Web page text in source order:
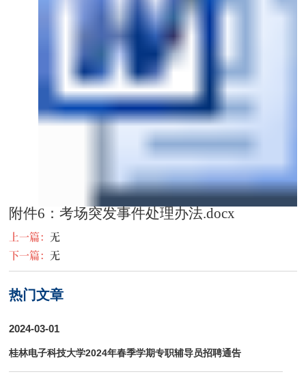
上一篇： 无
下一篇： 无
热门文章
2024-03-01
桂林电子科技大学2024年春季学期专职辅导员招聘通告
附件6：考场突发事件处理办法.docx